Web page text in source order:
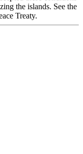
the islands. See the
Treaty.